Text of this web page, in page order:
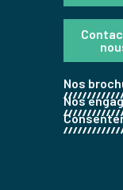
Nos
Nos